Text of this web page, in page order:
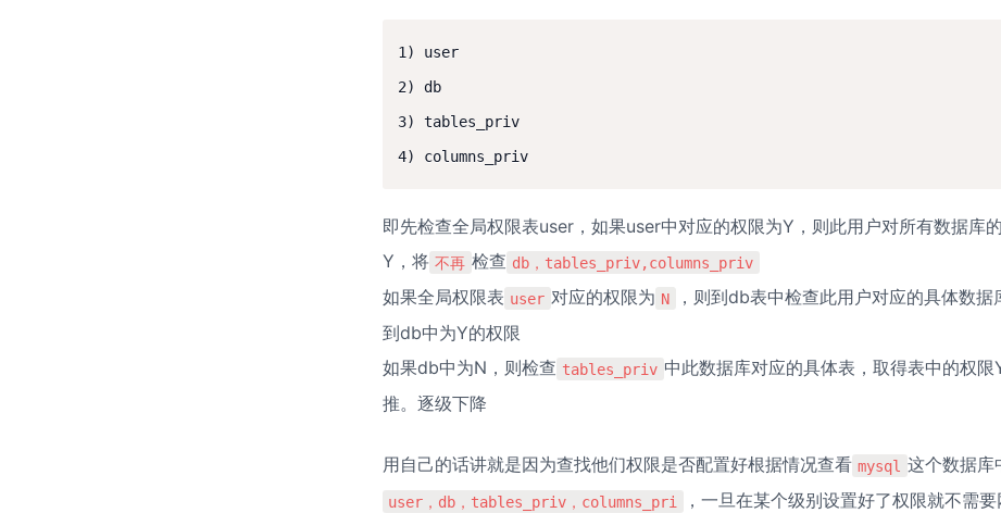
1) user
2) db
3) tables_priv
4) columns_priv
即先检查全局权限表user，如果user中对应的权限为Y，则此用户对所有数据库
Y，将 不再 检查 db，tables_priv,columns_priv
如果全局权限表 user 对应的权限为 N
，则到db表中检查此用户对应的具体数据
到db中为Y的权限
如果db中为N，则检查 tables_priv 中此数据库对应的具体表，取得表中的权限
推。逐级下降
用自己的话讲就是因为查找他们权限是否配置好根据情况查看 mysql 这个数据库
user，db，tables_priv，columns_pri
，一旦在某个级别设置好了权限就不需